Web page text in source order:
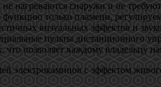
нагреваются снаружи и не
только пламени,
визуальных эффектов и
пульты дистанционного
позволяет каждому владельцу
электрокаминов с эффектом